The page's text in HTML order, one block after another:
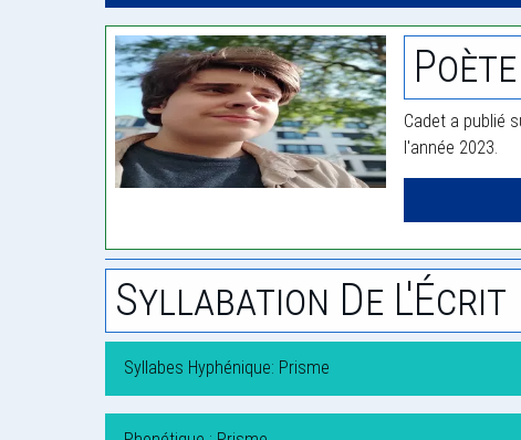
Cadet a publié
l'année 2023.
Syllabation De L'Écrit
Syllabes Hyphénique: Prisme